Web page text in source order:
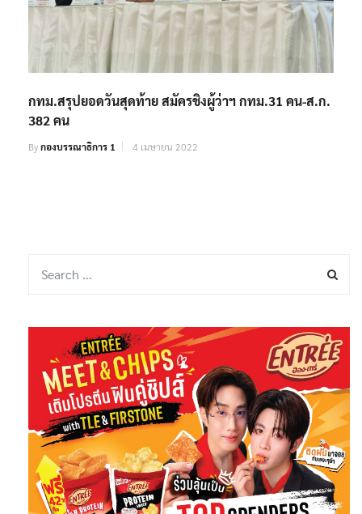
กทม.สรุปยอดวันสุดท้าย สมัครชิงผู้ว่าฯ กทม.31 คน-ส.ก.
382 คน
Byกองบรรณาธิการ 1 4 เมษายน 2022